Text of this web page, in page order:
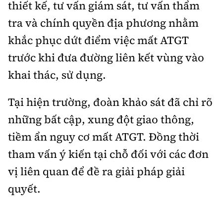
thiết kế, tư vấn giám sát, tư vấn thẩm
tra và chính quyền địa phương nhằm
khắc phục dứt điểm việc mất ATGT
trước khi đưa đường liên kết vùng vào
khai thác, sử dụng.
Tại hiện trường, đoàn khảo sát đã chỉ rõ
những bất cập, xung đột giao thông,
tiềm ẩn nguy cơ mất ATGT. Đồng thời
tham vấn ý kiến tại chỗ đối với các đơn
vị liên quan để đề ra giải pháp giải
quyết.